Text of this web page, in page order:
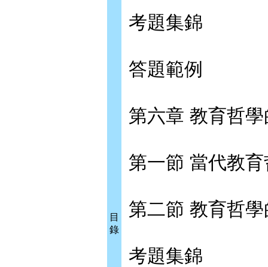
目
錄
考題集錦
答題範例
第六章 教育哲
第一節 當代教
第二節 教育哲
考題集錦